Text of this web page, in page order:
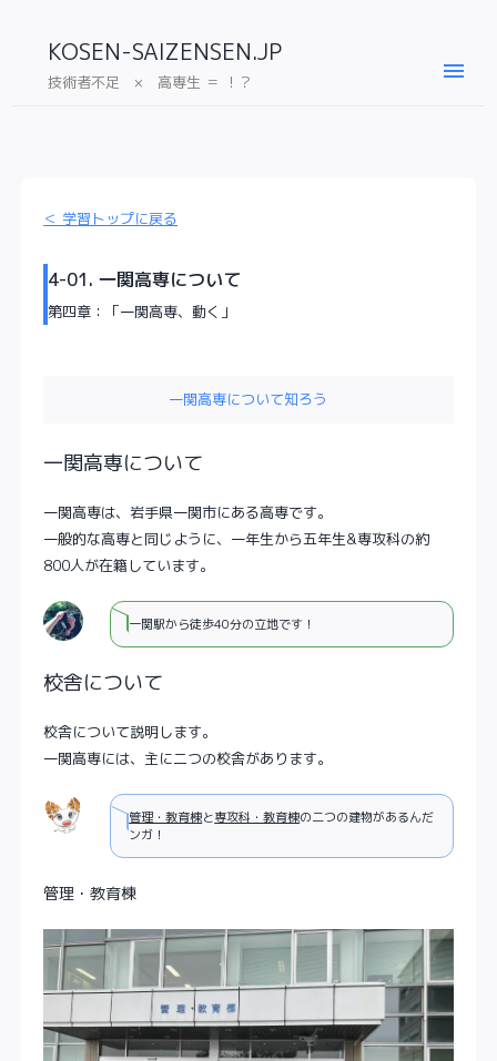
KOSEN-SAIZENSEN.JP
技術者不足 × 高専生 ＝ ！？ menu
＜ 学習トップに戻る
4-01. 一関高専について
第四章：「一関高専、動く」
一関高専について知ろう
一関高専について
一関高専は、岩手県一関市にある高専です。
一般的な高専と同じように、一年生から五年生&専攻科の約
800人が在籍しています。
一関駅から徒歩40分の立地です！
校舎について
校舎について説明します。
一関高専には、主に二つの校舎があります。
管理・教育棟と専攻科・教育棟の二つの建物があるんだ
ンガ！
管理・教育棟